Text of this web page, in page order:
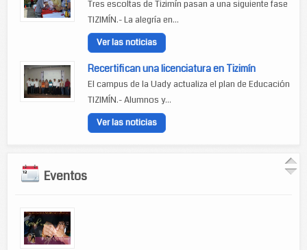
Tres escoltas de Tizimín pasan a una siguiente fase
TIZIMÍN.- La alegría en...
Ver las noticias
Recertifican una licenciatura en Tizimín
El campus de la Uady actualiza el plan de Educación
TIZIMÍN.- Alumnos y...
Ver las noticias
Eventos